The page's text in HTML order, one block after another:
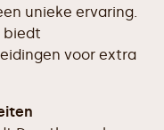
unieke ervaring.
biedt
voor extra